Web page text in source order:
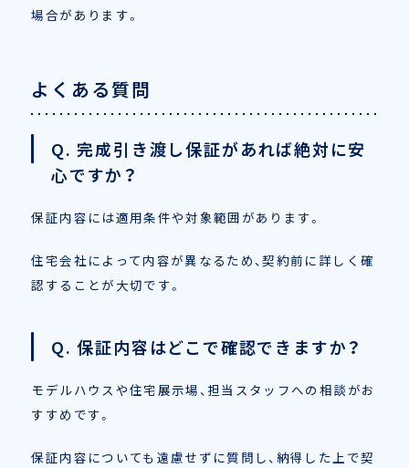
場合があります。
よくある質問
Q. 完成引き渡し保証があれば絶対に安
心ですか？
保証内容には適用条件や対象範囲があります。
住宅会社によって内容が異なるため、契約前に詳しく確
認することが大切です。
Q. 保証内容はどこで確認できますか？
モデルハウスや住宅展示場、担当スタッフへの相談がお
すすめです。
保証内容についても遠慮せずに質問し、納得した上で契